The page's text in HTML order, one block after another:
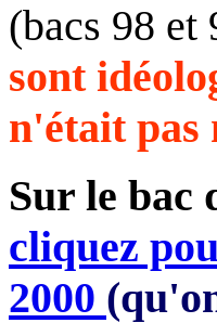
(bacs 98 et
sont
n'était pas
Sur le bac
cliquez
2000